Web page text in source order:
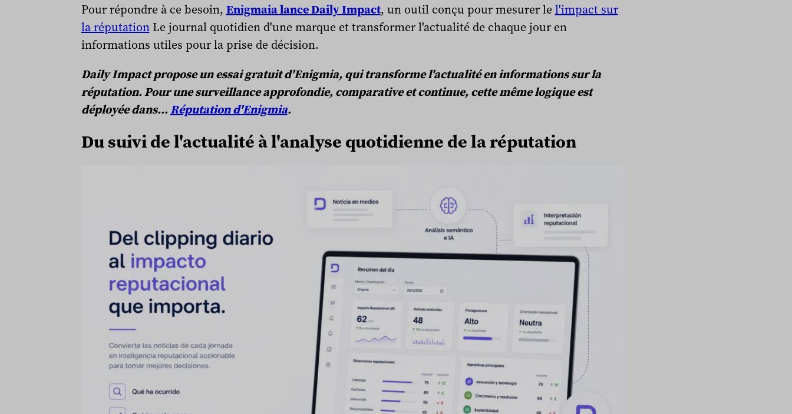
Pour répondre à ce besoin, Enigmaia lance Daily Impact, un outil conçu pour mesurer lel'impact sur
la réputationLe journal quotidien d'une marque et transformer l'actualité de chaque jour en
informations utiles pour la prise de décision.
Daily Impact propose un essai gratuit d'Enigmia, qui transforme l'actualité en informations sur la
réputation. Pour une surveillance approfondie, comparative et continue, cette même logique est
déployée dans…Réputation d'Enigmia.
Du suivi de l'actualité à l'analyse quotidienne de la réputation